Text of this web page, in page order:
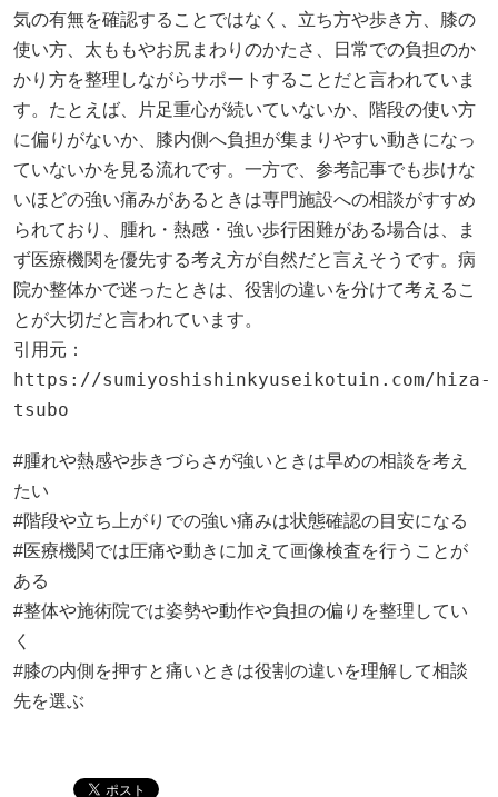
気の有無を確認することではなく、立ち方や歩き方、膝の
使い方、太ももやお尻まわりのかたさ、日常での負担のか
かり方を整理しながらサポートすることだと言われていま
す。たとえば、片足重心が続いていないか、階段の使い方
に偏りがないか、膝内側へ負担が集まりやすい動きになっ
ていないかを見る流れです。一方で、参考記事でも歩けな
いほどの強い痛みがあるときは専門施設への相談がすすめ
られており、腫れ・熱感・強い歩行困難がある場合は、ま
ず医療機関を優先する考え方が自然だと言えそうです。病
院か整体かで迷ったときは、役割の違いを分けて考えるこ
とが大切だと言われています。
引用元：
https://sumiyoshishinkyuseikotuin.com/hiza-
tsubo
#腫れや熱感や歩きづらさが強いときは早めの相談を考え
たい
#階段や立ち上がりでの強い痛みは状態確認の目安になる
#医療機関では圧痛や動きに加えて画像検査を行うことが
ある
#整体や施術院では姿勢や動作や負担の偏りを整理してい
く
#膝の内側を押すと痛いときは役割の違いを理解して相談
先を選ぶ